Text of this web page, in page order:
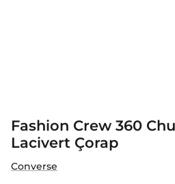
Fashion Crew 360
Lacivert Çorap
Converse